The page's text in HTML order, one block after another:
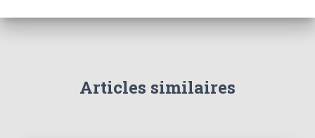
Articles similaires